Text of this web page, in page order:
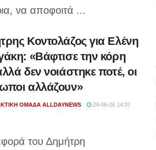
να αποφοιτά ...
Κοντολάζος για Ελένη
«Βάφτισε την κόρη
δεν νοιάστηκε ποτέ, οι
αλλάζουν»
ΟΜΆΔΑ ALLDAYNEWS 24-06-26 14:37
του Δημήτρη